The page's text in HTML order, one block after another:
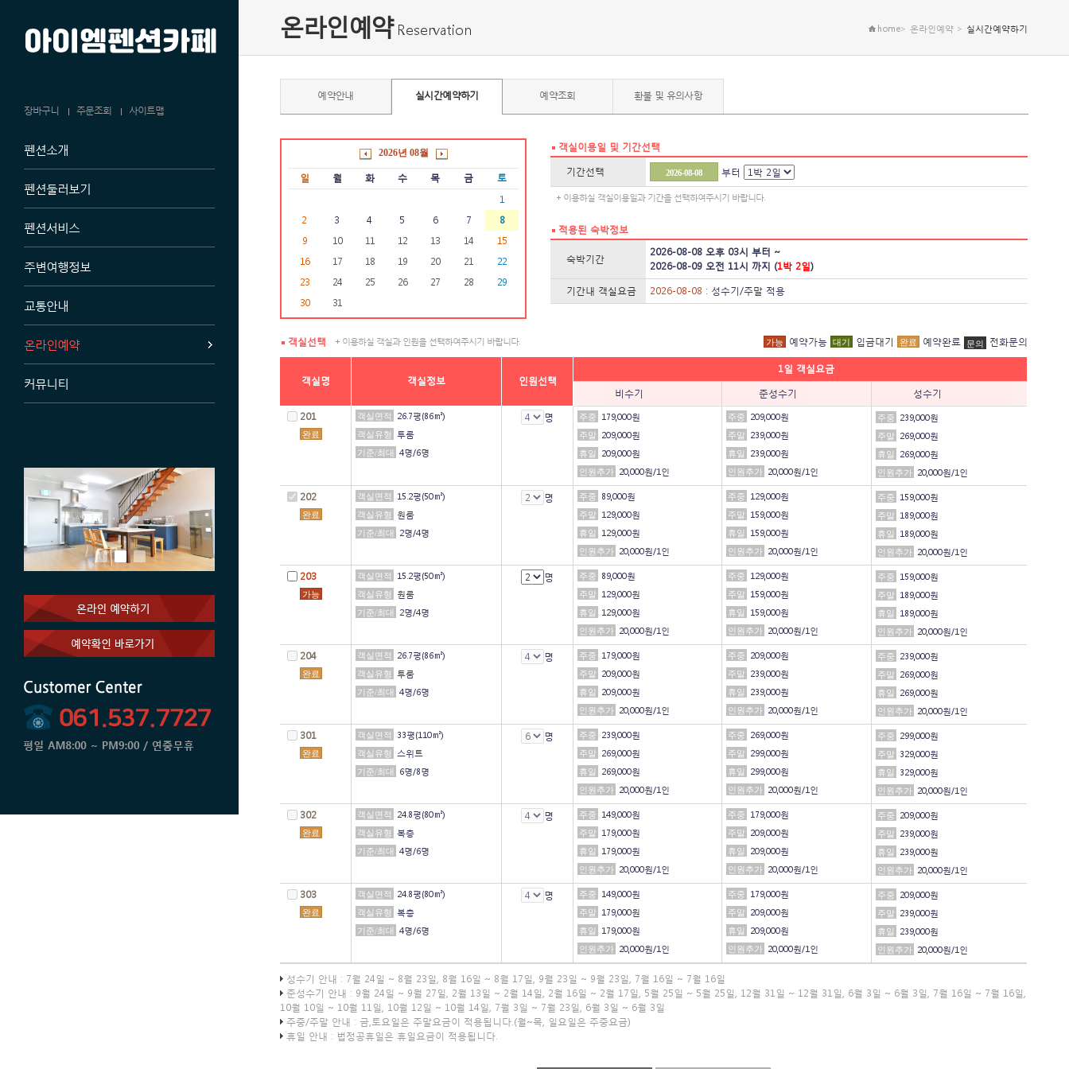
장바구니 주문조회 사이트맵
펜션소개
펜션둘러보기
펜션서비스
주변여행정보
교통안내
온라인예약
커뮤니티
온라인예약 Reservation
예약안내 실시간예약하기 예약조회 환불 및 유의사항
home> 온라인예약 > 실시간예약하기
2026년 08월
일 월 화 수 목 금
토
1
2
3 4 5 6 7
8
9
10 11 12 13 14
15
16
17 18 19 20 21
22
23
24 25 26 27 28
29
30
31
객실이용일 및 기간선택
기간선택 부터
+ 이용하실 객실이용일과 기간을 선택하여주시기 바랍니다.
적용된 숙박정보
숙박기간
2026-08-08 오후 03시 부터 ~
2026-08-09 오전 11시 까지 (1박 2일)
기간내 객실요금 2026-08-08 : 성수기/주말 적용
객실선택 + 이용하실 객실과 인원을 선택하여주시기 바랍니다. 가능 예약가능 대기 입금대기 완료 예약완료 문의 전화문의
객실명 객실정보 인원선택
1일 객실요금
비수기 준성수기
성수기
201
완료
객실면적 26.7평(86㎡)
객실유형 투룸
기준/최대 4명/6명
명 주중 179,000원
주말 209,000원
휴일 209,000원
인원추가 20,000원/1인
주중 209,000원
주말 239,000원
휴일 239,000원
인원추가 20,000원/1인
주중 239,000원
주말 269,000원
휴일 269,000원
인원추가 20,000원/1인
202
완료
객실면적 15.2평(50㎡)
객실유형 원룸
기준/최대 2명/4명
명 주중 89,000원
주말 129,000원
휴일 129,000원
인원추가 20,000원/1인
주중 129,000원
주말 159,000원
휴일 159,000원
인원추가 20,000원/1인
주중 159,000원
주말 189,000원
휴일 189,000원
인원추가 20,000원/1인
203
가능
객실면적 15.2평(50㎡)
객실유형 원룸
기준/최대 2명/4명
명 주중 89,000원
주말 129,000원
휴일 129,000원
인원추가 20,000원/1인
주중 129,000원
주말 159,000원
휴일 159,000원
인원추가 20,000원/1인
주중 159,000원
주말 189,000원
휴일 189,000원
인원추가 20,000원/1인
204
완료
객실면적 26.7평(86㎡)
객실유형 투룸
기준/최대 4명/6명
명 주중 179,000원
주말 209,000원
휴일 209,000원
인원추가 20,000원/1인
주중 209,000원
주말 239,000원
휴일 239,000원
인원추가 20,000원/1인
주중 239,000원
주말 269,000원
휴일 269,000원
인원추가 20,000원/1인
301
완료
객실면적 33평(110㎡)
객실유형 스위트
기준/최대 6명/8명
명 주중 239,000원
주말 269,000원
휴일 269,000원
인원추가 20,000원/1인
주중 269,000원
주말 299,000원
휴일 299,000원
인원추가 20,000원/1인
주중 299,000원
주말 329,000원
휴일 329,000원
인원추가 20,000원/1인
302
완료
객실면적 24.8평(80㎡)
객실유형 복층
기준/최대 4명/6명
명 주중 149,000원
주말 179,000원
휴일 179,000원
인원추가 20,000원/1인
주중 179,000원
주말 209,000원
휴일 209,000원
인원추가 20,000원/1인
주중 209,000원
주말 239,000원
휴일 239,000원
인원추가 20,000원/1인
303
완료
객실면적 24.8평(80㎡)
객실유형 복층
기준/최대 4명/6명
명 주중 149,000원
주말 179,000원
휴일 179,000원
인원추가 20,000원/1인
주중 179,000원
주말 209,000원
휴일 209,000원
인원추가 20,000원/1인
주중 209,000원
주말 239,000원
휴일 239,000원
인원추가 20,000원/1인
성수기 안내 : 7월 24일 ~ 8월 23일 , 8월 16일 ~ 8월 17일 , 9월 23일 ~ 9월 23일 , 7월 16일 ~ 7월 16일
준성수기 안내 : 9월 24일 ~ 9월 27일 , 2월 13일 ~ 2월 14일 , 2월 16일 ~ 2월 17일 , 5월 25일 ~ 5월 25일 , 12월 31일 ~ 12월 31일 , 6월 3일 ~ 6월 3일 , 7월 16일 ~ 7월 16일 ,
10월 10일 ~ 10월 11일 , 10월 12일 ~ 10월 14일 , 7월 3일 ~ 7월 23일 , 6월 3일 ~ 6월 3일
주중/주말 안내 : 금,토요일은 주말요금이 적용됩니다.(월~목, 일요일은 주중요금)
휴일 안내 : 법정공휴일은 휴일요금이 적용됩니다.